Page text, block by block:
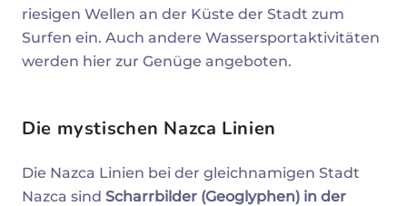
riesigen Wellen an der Küste der Stadt zum
Surfen ein. Auch andere Wassersportaktivitäten
werden hier zur Genüge angeboten.
Die mystischen Nazca Linien
Die Nazca Linien bei der gleichnamigen Stadt
Nazca sind Scharrbilder (Geoglyphen) in der